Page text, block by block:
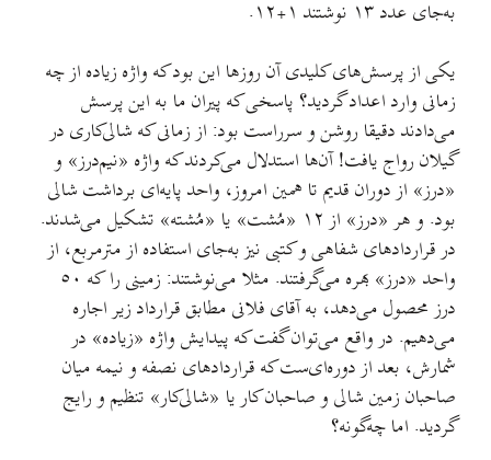
کلیدی آن روزها این بود که واژه زیاده از چه
گردید؟ پاسخی که پیران ما به این پرسش
روشن و سرراست بود: از زمانی که شالی‌کاری در
آن‌ها استدلال می‌کردند که واژه «نیم‌درز» و
قدیم تا همین امروز، واحد پایه‌ای برداشت شالی
بود. و هر «درز» از ١٢ «مُشت» یا «مُشته» تشکیل می‌شدند.
شفاهی و کتبی نیز به‌جای استفاده از مترمربع، از
واحد «درز» بهره می‌گرفتند. مثلا می‌نوشتند: زمینی را که ٥٠
به آقای فلانی مطابق قرارداد زیر اجاره
می‌توان گفت که پیدایش واژه «زیاده» در
دوره‌ای‌ست که قراردادهای نصفه و نیمه میان
و صاحبان کار یا «شالی‌کار» تنظیم و رایج